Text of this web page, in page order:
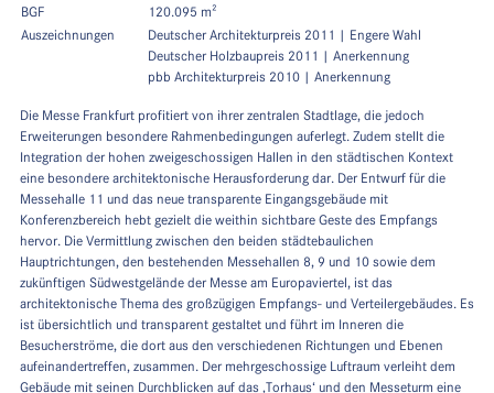
BGF
120.095 m²
Auszeichnungen
Deutscher Architekturpreis 2011 | Engere Wahl
Deutscher Holzbaupreis 2011 | Anerkennung
pbb Architekturpreis 2010 | Anerkennung
Die Messe Frankfurt profitiert von ihrer zentralen Stadtlage, die jedoch
Erweiterungen besondere Rahmenbedingungen auferlegt. Zudem stellt die
Integration der hohen zweigeschossigen Hallen in den städtischen Kontext
eine besondere architektonische Herausforderung dar. Der Entwurf für die
Messehalle 11 und das neue transparente Eingangsgebäude mit
Konferenzbereich hebt gezielt die weithin sichtbare Geste des Empfangs
hervor. Die Vermittlung zwischen den beiden städtebaulichen
Hauptrichtungen, den bestehenden Messehallen 8, 9 und 10 sowie dem
zukünftigen Südwestgelände der Messe am Europaviertel, ist das
architektonische Thema des großzügigen Empfangs- und Verteilergebäudes. Es
ist übersichtlich und transparent gestaltet und führt im Inneren die
Besucherströme, die dort aus den verschiedenen Richtungen und Ebenen
aufeinandertreffen, zusammen. Der mehrgeschossige Luftraum verleiht dem
Gebäude mit seinen Durchblicken auf das ‚Torhaus‘ und den Messeturm eine